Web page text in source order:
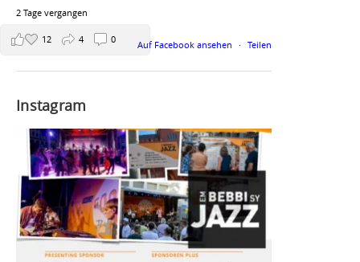
2 Tage vergangen
Auf Facebook ansehen · Teilen
12 4 0
Instagram